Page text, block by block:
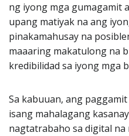
ng iyong mga gumagamit
upang matiyak na ang
pinakamahusay na
maaaring makatulong na
kredibilidad sa iyong mga
Sa kabuuan, ang
isang mahalagang
nagtatrabaho sa digital